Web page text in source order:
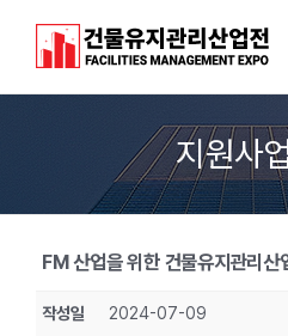
지원사
FM 산업을 위한 건물유지관리
작성일 2024-07-09